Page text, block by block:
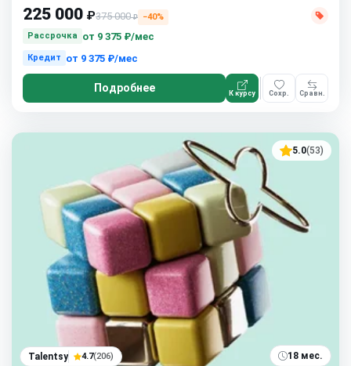
225 000 ₽375 000₽
−40%
Рассрочка
от 9 375 ₽/мес
Кредит от 9 375 ₽/мес
Подробнее К курсу Сохр. Сравн.
5.0(53)
Talentsy 4.7(206) 18 мес.